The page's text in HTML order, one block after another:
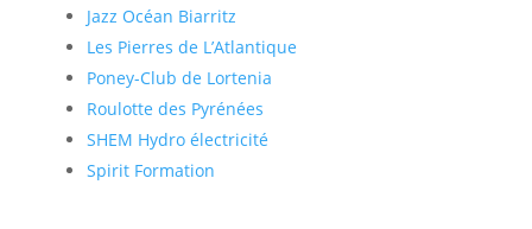
Jazz Océan Biarritz
Les Pierres de L’Atlantique
Poney-Club de Lortenia
Roulotte des Pyrénées
SHEM Hydro électricité
Spirit Formation